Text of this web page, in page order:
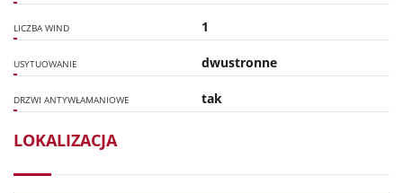
LICZBA WIND 1
USYTUOWANIE dwustronne
DRZWI ANTYWŁAMANIOWE tak
LOKALIZACJA